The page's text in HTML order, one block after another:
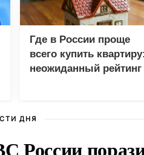
Где в России проще
всего купить квартиру:
неожиданный рейтинг
ДНЯ